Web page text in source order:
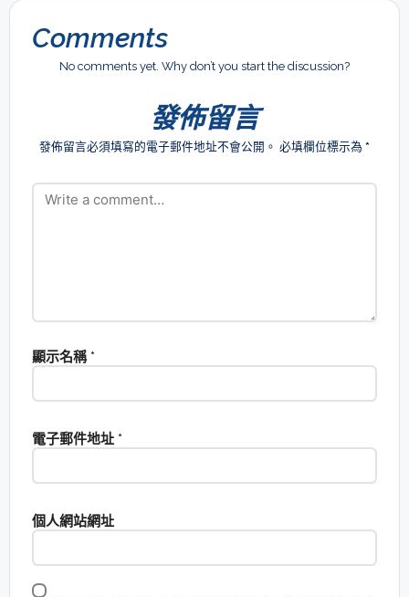
Comments
No comments yet. Why don’t you start the discussion?
發佈留言
發佈留言必須填寫的電子郵件地址不會公開。 必填欄位標示為 *
顯示名稱 *
電子郵件地址 *
個人網站網址